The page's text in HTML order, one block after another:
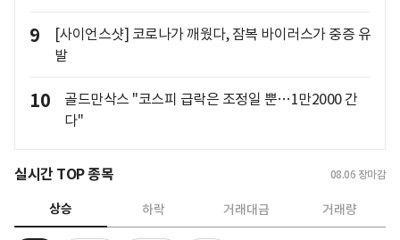
9
[사이언스샷] 코로나가 깨웠다, 잠복 바이러스가 중증 유
발
10
골드만삭스 "코스피 급락은 조정일 뿐…1만2000 간
다"
실시간 TOP 종목 08.06 장마감
상승 하락 거래대금 거래량